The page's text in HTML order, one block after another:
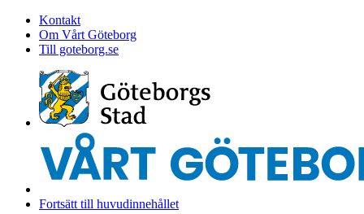
Kontakt
Om Vårt Göteborg
Till goteborg.se
Fortsätt till huvudinnehållet